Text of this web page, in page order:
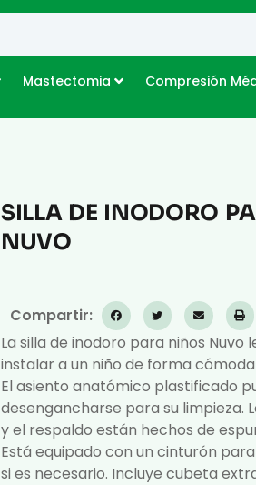
Mastectomia Compresión
SILLA DE INODORO
NUVO
Compartir:
La silla de inodoro para niños Nuvo
instalar a un niño de forma
El asiento anatómico plastificado
desengancharse para su limpieza.
y el respaldo están hechos de
Está equipado con un cinturón
si es necesario. Incluye cubeta